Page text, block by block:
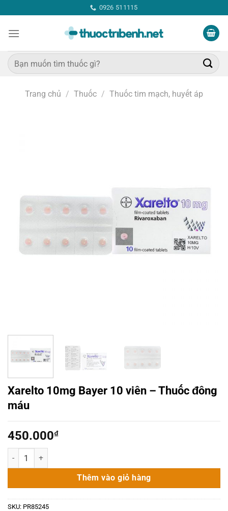
qua
nội
0926 511115
Tìm
kiếm:
Trang chủ / Thuốc / Thuốc tim mạch, huyết áp
Xarelto 10mg Bayer 10 viên – Thuốc đông
máu
450.000₫
Xarelto 10mg Bayer 10 viên - Thuốc đông máu số lượng
Thêm vào giỏ hàng
SKU: PR85245